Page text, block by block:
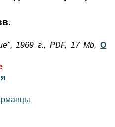
1969 г., PDF, 17 Mb, О